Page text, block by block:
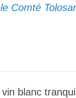
Comté
blanc